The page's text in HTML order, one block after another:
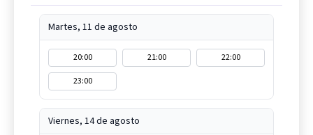
Martes, 11 de agosto
20:00 21:00
22:00
23:00
Viernes, 14 de agosto